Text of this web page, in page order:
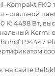
Kompakt FKO
- стальной
K: 4498 Вт,
Kermi
1 94447
на сайте